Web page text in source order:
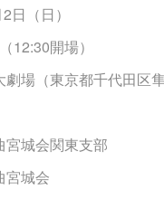
日（日）
12:30開場）
場（東京都千代田区隼
宮城会関東支部
宮城会